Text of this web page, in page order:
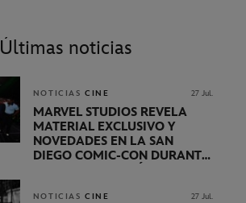
Últimas noticias
NOTICIAS CINE 27 Jul.
MARVEL STUDIOS REVELA
MATERIAL EXCLUSIVO Y
NOVEDADES EN LA SAN
DIEGO COMIC-CON DURANTE
NOTICIAS CINE 27 Jul.